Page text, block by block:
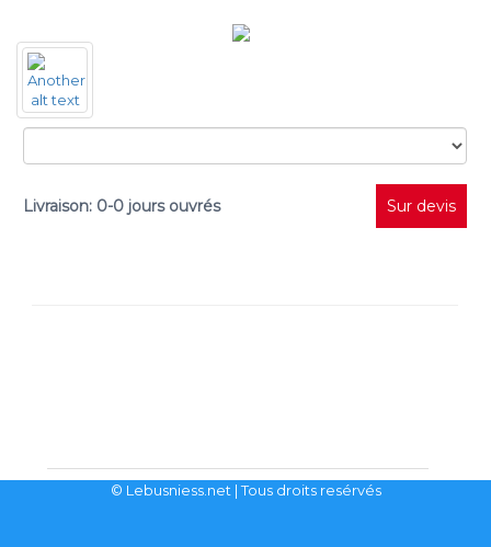
Livraison: 0-0 jours ouvrés Sur devis
© Lebusniess.net | Tous droits resérvés